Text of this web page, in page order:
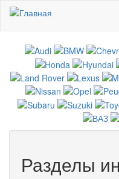
Перейти к основному
Разделы